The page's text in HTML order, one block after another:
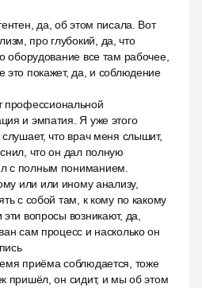
да, об этом писала. Вот
про глубокий, да, что
оборудование все там рабочее,
это покажет, да, и соблюдение
профессиональной
и эмпатия. Я уже этого
что врач меня слышит,
что он дал полную
с полным пониманием.
или или иному анализу,
с собой там, к кому по какому
вопросы возникают, да,
сам процесс и насколько он
приёма соблюдается, тоже
пришёл, он сидит, и мы об этом